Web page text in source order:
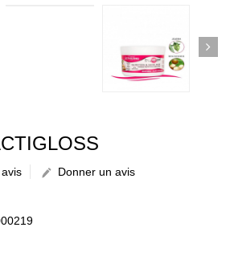
Donner un avis